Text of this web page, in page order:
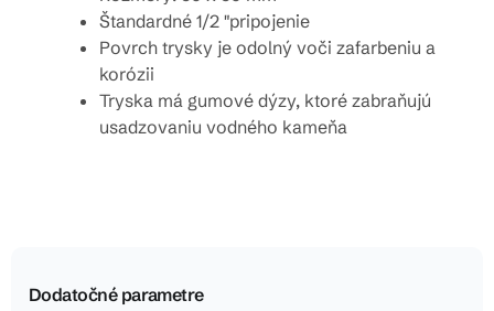
Štandardné 1/2 "pripojenie
Povrch trysky je odolný voči zafarbeniu a
korózii
Tryska má gumové dýzy, ktoré zabraňujú
usadzovaniu vodného kameňa
Dodatočné parametre